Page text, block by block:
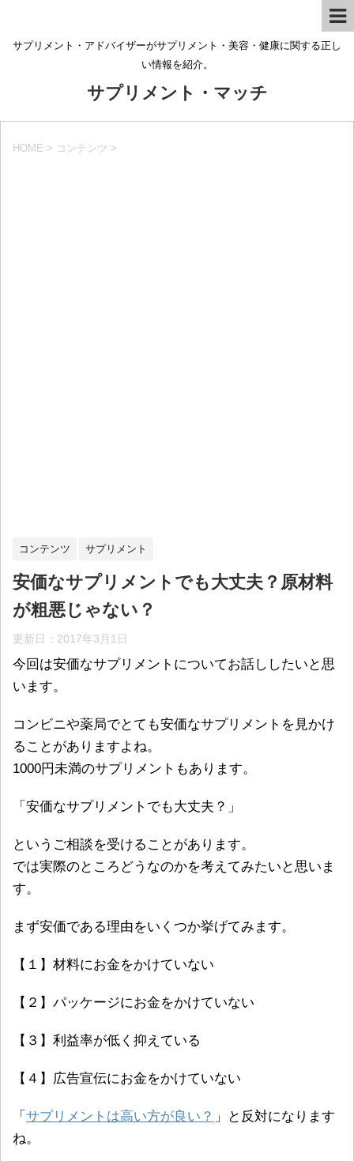
サプリメント・アドバイザーがサプリメント・美容・健康に関する正し
い情報を紹介。
サプリメント・マッチ
HOME > コンテンツ >
コンテンツ サプリメント
安価なサプリメントでも大丈夫？原材料
が粗悪じゃない？
更新日： 2017年3月1日
今回は安価なサプリメントについてお話ししたいと思
います。
コンビニや薬局でとても安価なサプリメントを見かけ
ることがありますよね。
1000円未満のサプリメントもあります。
「安価なサプリメントでも大丈夫？」
というご相談を受けることがあります。
では実際のところどうなのかを考えてみたいと思いま
す。
まず安価である理由をいくつか挙げてみます。
【１】材料にお金をかけていない
【２】パッケージにお金をかけていない
【３】利益率が低く抑えている
【４】広告宣伝にお金をかけていない
「 サプリメントは高い方が良い？ 」と反対になります
ね。